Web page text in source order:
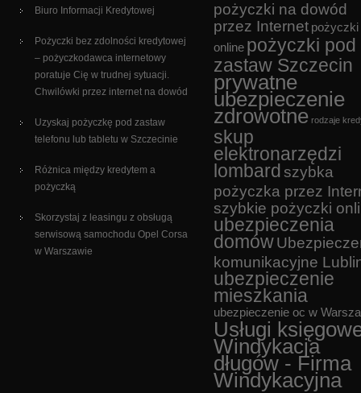
Biuro Informacji Kredytowej
Pożyczki bez zdolności kredytowej
– pożyczkodawca internetowy
poratuje Cię w trudnej sytuacji.
Chwilówki przez internet na dowód
Uzyskaj pożyczkę pod zastaw
telefonu lub tabletu w Szczecinie
Różnica między kredytem a
pożyczką
Skorzystaj z leasingu z obsługą
serwisową samochodu Opel Corsa
w Warszawie
pożyczki na dowód
przez Internet pożyczki
online pożyczki pod
zastaw Szczecin
prywatne
ubezpieczenie
zdrowotne rodzaje
skup
elektronarzędzi
lombard szybka
pożyczka przez
szybkie pożyczki
ubezpieczenia
domów
komunikacyjne
ubezpieczenie
mieszkania
ubezpieczenie oc w
Usługi
Windykacja
długów - Firma
Windykacyjna